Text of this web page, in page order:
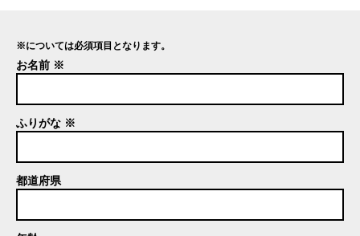
※については必須項目となります。
お名前 ※
ふりがな ※
都道府県